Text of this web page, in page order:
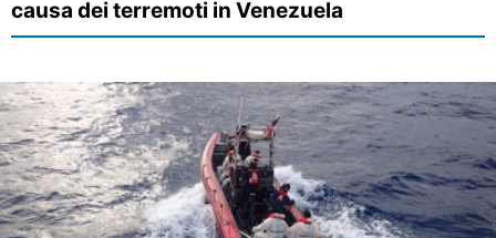
causa dei terremoti in Venezuela